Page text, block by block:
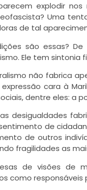
explodir
Uma
de tal
são essas?
Ele tem sintonia
não fabrica
cara à
dentre eles: a
desigualdades
de
de outros
fragilidades as
de visões de
como responsáveis